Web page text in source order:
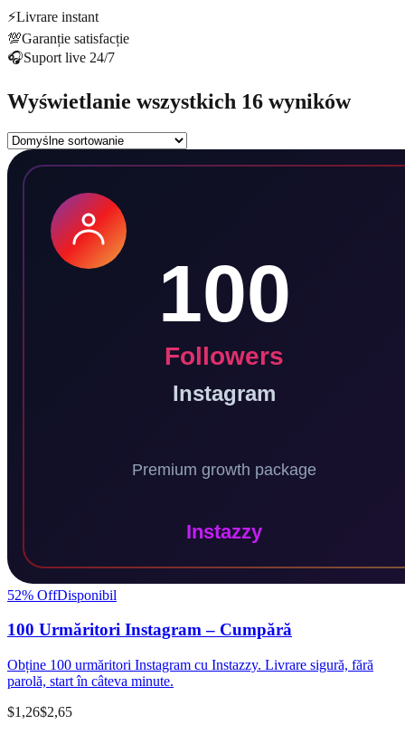
⚡Livrare instant
💯Garanție satisfacție
🎧Suport live 24/7
Wyświetlanie wszystkich 16 wyników
52% OffDisponibil
100 Urmăritori Instagram – Cumpără
Obține 100 urmăritori Instagram cu Instazzy. Livrare sigură, fără
parolă, start în câteva minute.
$1,26$2,65